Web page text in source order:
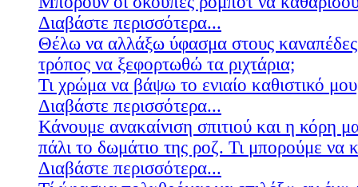
Διαβάστε περισσότερα...
Θέλω να αλλάξω ύφασμα στους
τρόπος να ξεφορτωθώ τα ριχτάρια;
Τι χρώμα να βάψω το ενιαίο καθιστικό
Διαβάστε περισσότερα...
Κάνουμε ανακαίνιση σπιτιού και η κόρη
πάλι το δωμάτιο της ροζ. Τι μπορούμε να
Διαβάστε περισσότερα...